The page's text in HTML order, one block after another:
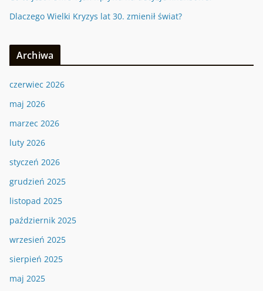
Dlaczego Wielki Kryzys lat 30. zmienił świat?
Archiwa
czerwiec 2026
maj 2026
marzec 2026
luty 2026
styczeń 2026
grudzień 2025
listopad 2025
październik 2025
wrzesień 2025
sierpień 2025
maj 2025